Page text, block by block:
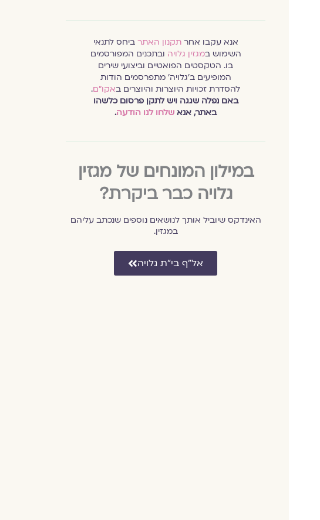
אנא עקבו אחרתקנון האתר ביחס לתנאי
השימוש במגזין גלויה ובתכנים המפורסמים
בו. הטקסטים הפואטיים וביצועי שירים
המופיעים ב׳גלויה׳ מתפרסמים הודות
להסדרת זכויות היוצרות והיוצרים באקו״ם.
באם נפלה שגגה ויש לתקן פרסום כלשהו
באתר, אנא שלחו לנו הודעה.
במילון המונחים של מגזין
גלויה כבר ביקרת?
האינדקס שיוביל אותך לנושאים נוספים שנכתב עליהם
במגזין.
אל״ף בי״ת גלויה